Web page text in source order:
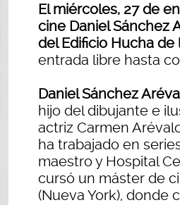
El miércoles, 27 de
cine Daniel Sánchez
del Edificio Hucha de
entrada libre hasta
Daniel Sánchez
hijo del dibujante e
actriz Carmen
ha trabajado en
maestro y Hospital
cursó un máster de
(Nueva York), donde